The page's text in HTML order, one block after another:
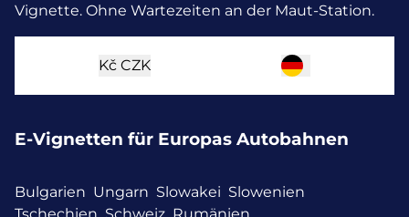
Vignette. Ohne Wartezeiten an der Maut-Station.
Kč CZK
E-Vignetten für Europas Autobahnen
Bulgarien Ungarn Slowakei Slowenien
Tschechien Schweiz Rumänien